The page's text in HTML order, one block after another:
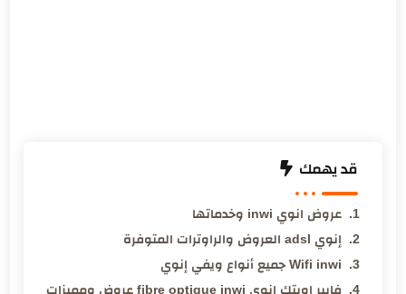
قد يهمك
عروض انوي inwi وخدماتها
إنوي adsl العروض والراوترات المتوفرة
Wifi inwi جميع أنواع ويفي إنوي
فايبر اوبتك إنوي fibre optique inwi عروض ومميزات